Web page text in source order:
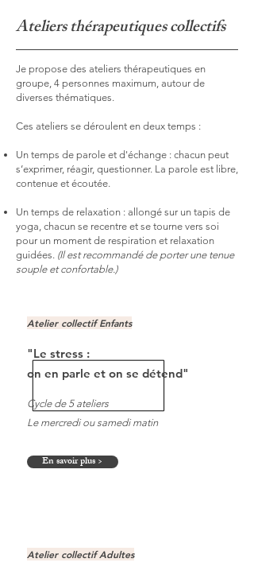
Ateliers thérapeutiques collectifs
Je propose des ateliers thérapeutiques en
groupe, 4 personnes maximum, autour de
diverses thématiques.
Ces ateliers se déroulent en deux temps :
Un temps de parole et d'échange : chacun peut
s’exprimer, réagir, questionner. La parole est libre,
contenue et écoutée.
Un temps de relaxation : allongé sur un tapis de
yoga, chacun se recentre et se tourne vers soi
pour un moment de respiration et relaxation
guidées. (Il est recommandé de porter une tenue
souple et confortable.)
Atelier collectif Enfants
"Le stress :
on en parle et on se détend"
Cycle de 5 ateliers
Le mercredi ou samedi matin
En savoir plus >
Atelier collectif Adultes